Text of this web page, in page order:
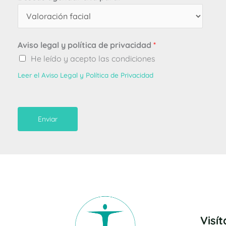
Aviso legal y política de privacidad *
He leído y acepto las condiciones
Leer el Aviso Legal y Política de Privacidad
Enviar